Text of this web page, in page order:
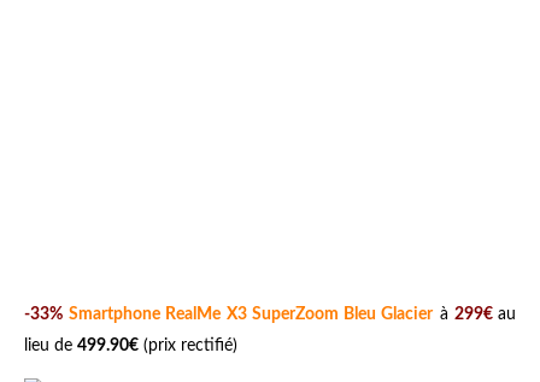
-33% Smartphone RealMe X3 SuperZoom Bleu Glacierà 299€ au
lieu de 499.90€ (prix rectifié)